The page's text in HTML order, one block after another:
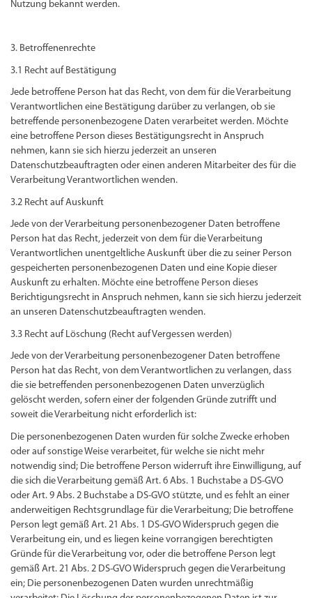
Nutzung bekannt werden.
3. Betroffenenrechte
3.1 Recht auf Bestätigung
Jede betroffene Person hat das Recht, von dem für die Verarbeitung
Verantwortlichen eine Bestätigung darüber zu verlangen, ob sie
betreffende personenbezogene Daten verarbeitet werden. Möchte
eine betroffene Person dieses Bestätigungsrecht in Anspruch
nehmen, kann sie sich hierzu jederzeit an unseren
Datenschutzbeauftragten oder einen anderen Mitarbeiter des für die
Verarbeitung Verantwortlichen wenden.
3.2 Recht auf Auskunft
Jede von der Verarbeitung personenbezogener Daten betroffene
Person hat das Recht, jederzeit von dem für die Verarbeitung
Verantwortlichen unentgeltliche Auskunft über die zu seiner Person
gespeicherten personenbezogenen Daten und eine Kopie dieser
Auskunft zu erhalten. Möchte eine betroffene Person dieses
Berichtigungsrecht in Anspruch nehmen, kann sie sich hierzu jederzeit
an unseren Datenschutzbeauftragten wenden.
3.3 Recht auf Löschung (Recht auf Vergessen werden)
Jede von der Verarbeitung personenbezogener Daten betroffene
Person hat das Recht, von dem Verantwortlichen zu verlangen, dass
die sie betreffenden personenbezogenen Daten unverzüglich
gelöscht werden, sofern einer der folgenden Gründe zutrifft und
soweit die Verarbeitung nicht erforderlich ist:
Die personenbezogenen Daten wurden für solche Zwecke erhoben
oder auf sonstige Weise verarbeitet, für welche sie nicht mehr
notwendig sind; Die betroffene Person widerruft ihre Einwilligung, auf
die sich die Verarbeitung gemäß Art. 6 Abs. 1 Buchstabe a DS-GVO
oder Art. 9 Abs. 2 Buchstabe a DS-GVO stützte, und es fehlt an einer
anderweitigen Rechtsgrundlage für die Verarbeitung; Die betroffene
Person legt gemäß Art. 21 Abs. 1 DS-GVO Widerspruch gegen die
Verarbeitung ein, und es liegen keine vorrangigen berechtigten
Gründe für die Verarbeitung vor, oder die betroffene Person legt
gemäß Art. 21 Abs. 2 DS-GVO Widerspruch gegen die Verarbeitung
ein; Die personenbezogenen Daten wurden unrechtmäßig